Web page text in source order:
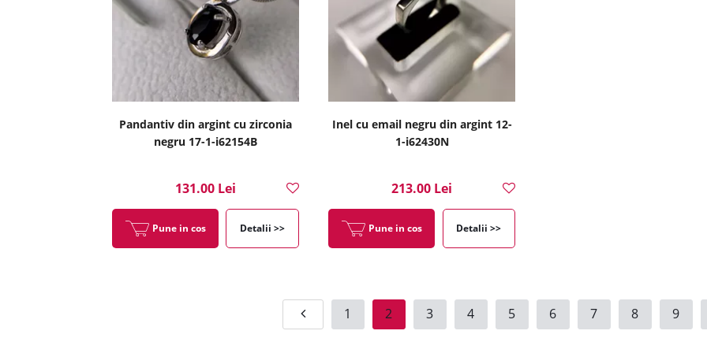
Pandantiv din argint cu zirconia
negru 17-1-i62154B
131.00 Lei
Pune in cos Detalii >>
Inel cu email negru din argint 12-
1-i62430N
213.00 Lei
Pune in cos Detalii >>
1 2 3 4 5 6 7 8 9